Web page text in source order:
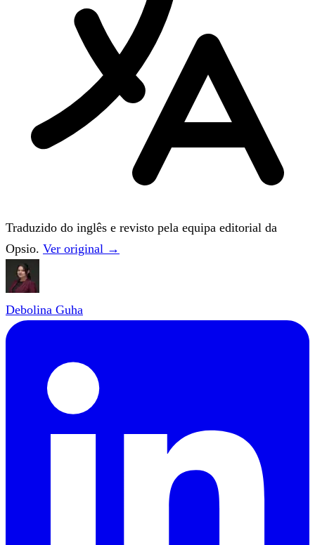
Traduzido do inglês e revisto pela equipa editorial da
Opsio. Ver original →
Debolina Guha